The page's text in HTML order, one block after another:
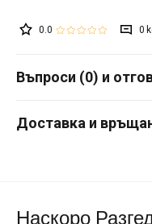
0.0 0
Въпроси (0) и
Доставка и
Наскоро